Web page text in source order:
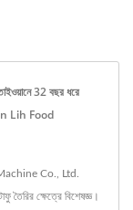
32 বছর ধরে
Lih Food
Co., Ltd.
তৈরির ক্ষেত্রে বিশেষজ্ঞ।